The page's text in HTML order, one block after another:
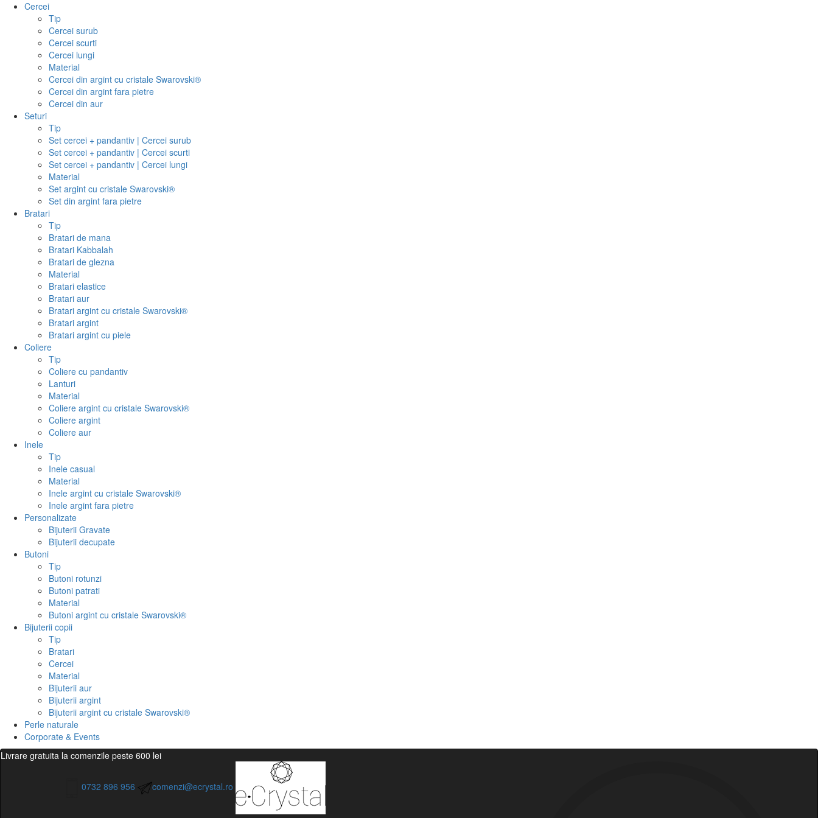
Cercei
Tip
Cercei surub
Cercei scurti
Cercei lungi
Material
Cercei din argint cu cristale Swarovski®
Cercei din argint fara pietre
Cercei din aur
Seturi
Tip
Set cercei + pandantiv | Cercei surub
Set cercei + pandantiv | Cercei scurti
Set cercei + pandantiv | Cercei lungi
Material
Set argint cu cristale Swarovski®
Set din argint fara pietre
Bratari
Tip
Bratari de mana
Bratari Kabbalah
Bratari de glezna
Material
Bratari elastice
Bratari aur
Bratari argint cu cristale Swarovski®
Bratari argint
Bratari argint cu piele
Coliere
Tip
Coliere cu pandantiv
Lanturi
Material
Coliere argint cu cristale Swarovski®
Coliere argint
Coliere aur
Inele
Tip
Inele casual
Material
Inele argint cu cristale Swarovski®
Inele argint fara pietre
Personalizate
Bijuterii Gravate
Bijuterii decupate
Butoni
Tip
Butoni rotunzi
Butoni patrati
Material
Butoni argint cu cristale Swarovski®
Bijuterii copii
Tip
Bratari
Cercei
Material
Bijuterii aur
Bijuterii argint
Bijuterii argint cu cristale Swarovski®
Perle naturale
Corporate & Events
Livrare gratuita la comenzile peste 600 lei
0732 896 956 comenzi@ecrystal.ro